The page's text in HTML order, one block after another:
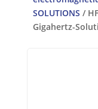
SOLUTIONS /
Gigahertz-